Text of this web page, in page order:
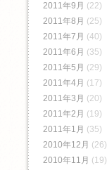
2011年9月 (22)
2011年8月 (25)
2011年7月 (40)
2011年6月 (35)
2011年5月 (29)
2011年4月 (17)
2011年3月 (20)
2011年2月 (19)
2011年1月 (35)
2010年12月 (26)
2010年11月 (19)